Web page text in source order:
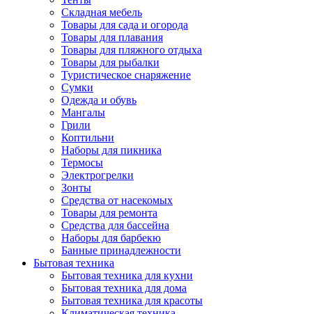
Складная мебель
Товары для сада и огорода
Товары для плавания
Товары для пляжного отдыха
Товары для рыбалки
Туристическое снаряжение
Сумки
Одежда и обувь
Мангалы
Грили
Коптильни
Наборы для пикника
Термосы
Электрогрелки
Зонты
Средства от насекомых
Товары для ремонта
Средства для бассейна
Наборы для барбекю
Банные принадлежности
Бытовая техника
Бытовая техника для кухни
Бытовая техника для дома
Бытовая техника для красоты